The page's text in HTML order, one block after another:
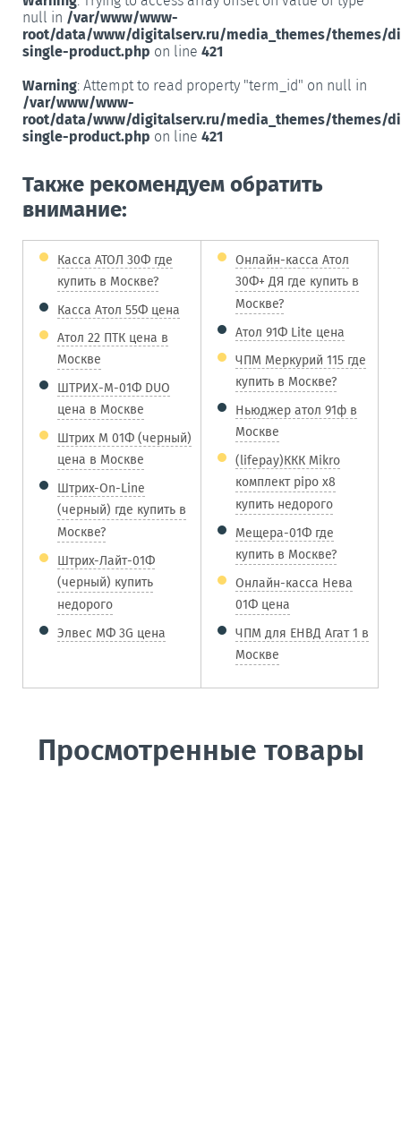
null in /var/www/www-
root/data/www/digitalserv.ru/media_themes/themes/
single-product.php on line 421
Warning: Attempt to read property "term_id" on null in
/var/www/www-
root/data/www/digitalserv.ru/media_themes/themes/
single-product.php on line 421
Также рекомендуем обратить
внимание:
Касса АТОЛ 30Ф где
купить в Москве?
Касса Атол 55Ф цена
Атол 22 ПТК цена в
Москве
ШТРИХ-М-01Ф DUO
цена в Москве
Штрих М 01Ф (черный)
цена в Москве
Штрих-On-Line
(черный) где купить в
Москве?
Штрих-Лайт-01Ф
(черный) купить
недорого
Элвес МФ 3G цена
Онлайн-касса Атол
30Ф+ ДЯ где купить в
Москве?
Атол 91Ф Lite цена
ЧПМ Меркурий 115 где
купить в Москве?
Ньюджер атол 91ф в
Москве
(lifepay)ККК Mikro
комплект pipo x8
купить недорого
Мещера-01Ф где
купить в Москве?
Онлайн-касса Нева
01Ф цена
ЧПМ для ЕНВД Агат 1 в
Москве
Просмотренные товары